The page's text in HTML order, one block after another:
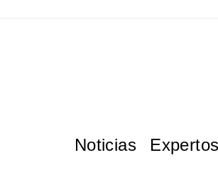
Noticias Expertos